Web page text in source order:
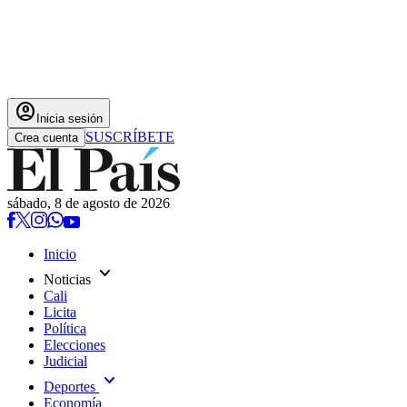
account_circle Inicia sesión
Crea cuenta SUSCRÍBETE
sábado, 8 de agosto de 2026
Inicio
Noticias expand_more
Cali
Licita
Política
Elecciones
Judicial
Deportes expand_more
Economía